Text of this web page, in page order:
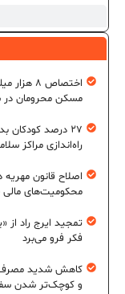
اختصاص
مسکن محرومان در
۲۷ درصد
راه‌اندازی مراکز
اصلاح قانون
محکومیت‌های
تمجید ایرج راد
فکر فرو می‌برد
کاهش شدید مصرف
و کوچک‌تر شدن